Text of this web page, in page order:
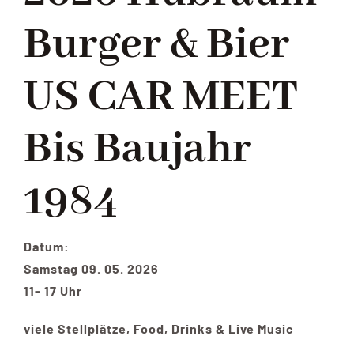
Burger & Bier
US CAR MEET
Bis Baujahr
1984
Datum:
Samstag 09. 05. 2026
11- 17 Uhr
viele Stellplätze, Food, Drinks & Live Music